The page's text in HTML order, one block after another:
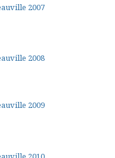
2007
2008
2009